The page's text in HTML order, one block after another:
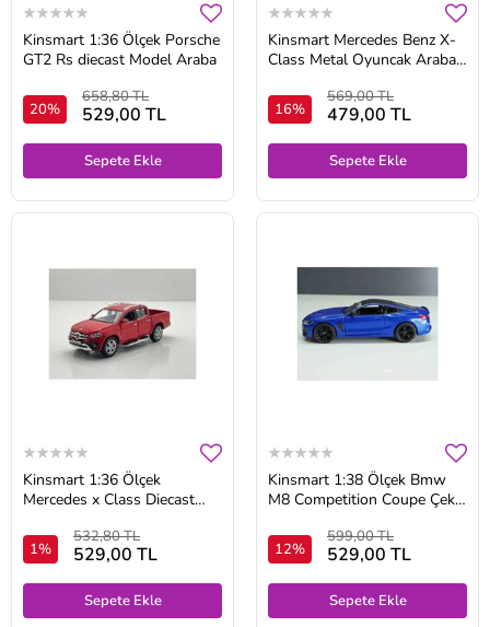
Kinsmart 1:36 Ölçek Porsche
GT2 Rs diecast Model Araba
20%
658,80 TL
529,00 TL
Sepete Ekle
Kinsmart Mercedes Benz X-
Class Metal Oyuncak Araba
16%
569,00 TL
479,00 TL
Sepete Ekle
Kinsmart 1:36 Ölçek
Mercedes x Class Diecast
1%
532,80 TL
529,00 TL
Sepete Ekle
Kinsmart 1:38 Ölçek Bmw
M8 Competition Coupe Çek
12%
599,00 TL
529,00 TL
Sepete Ekle